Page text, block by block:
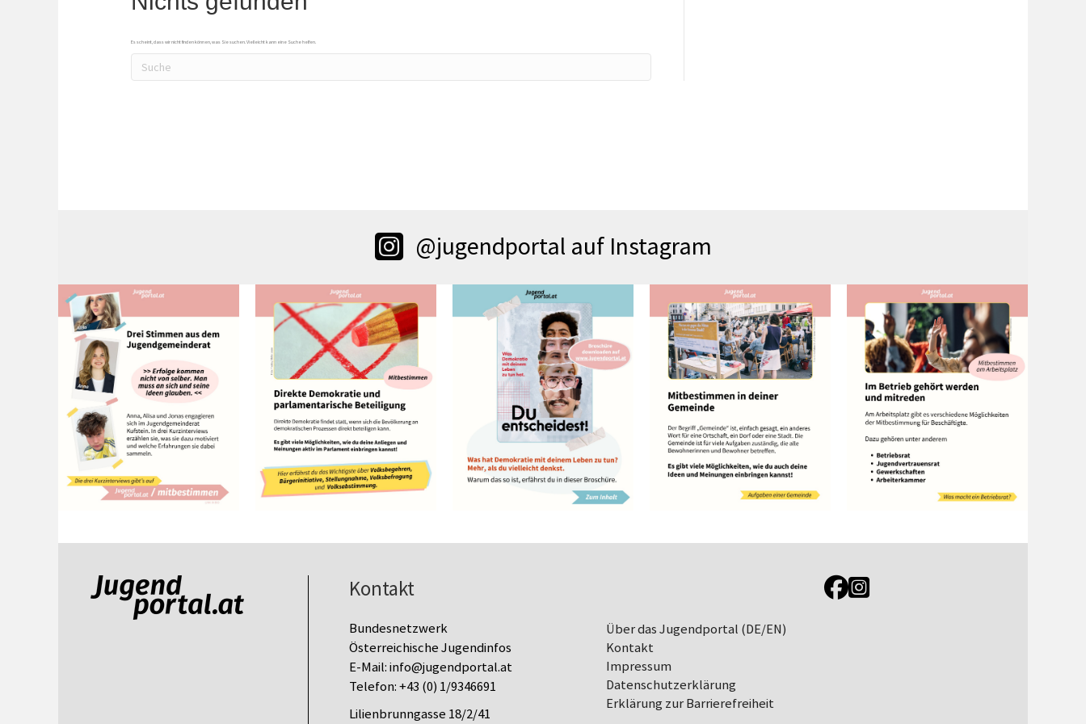
Es scheint, dass wir nicht finden können, was Sie suchen. Vielleicht kann eine Suche helfen.
@jugendportal auf Instagram
Kontakt
Bundesnetzwerk
Österreichische Jugendinfos
E-Mail:info@jugendportal.at
Telefon:+43 (0) 1/9346691
Lilienbrunngasse 18/2/41
Über das Jugendportal (DE/EN)
Kontakt
Impressum
Datenschutz­erklärung
Erklärung zur Barrierefreiheit
Link zur Jugendportal Facebookseite
Link zur Jugendportal Instagramseite